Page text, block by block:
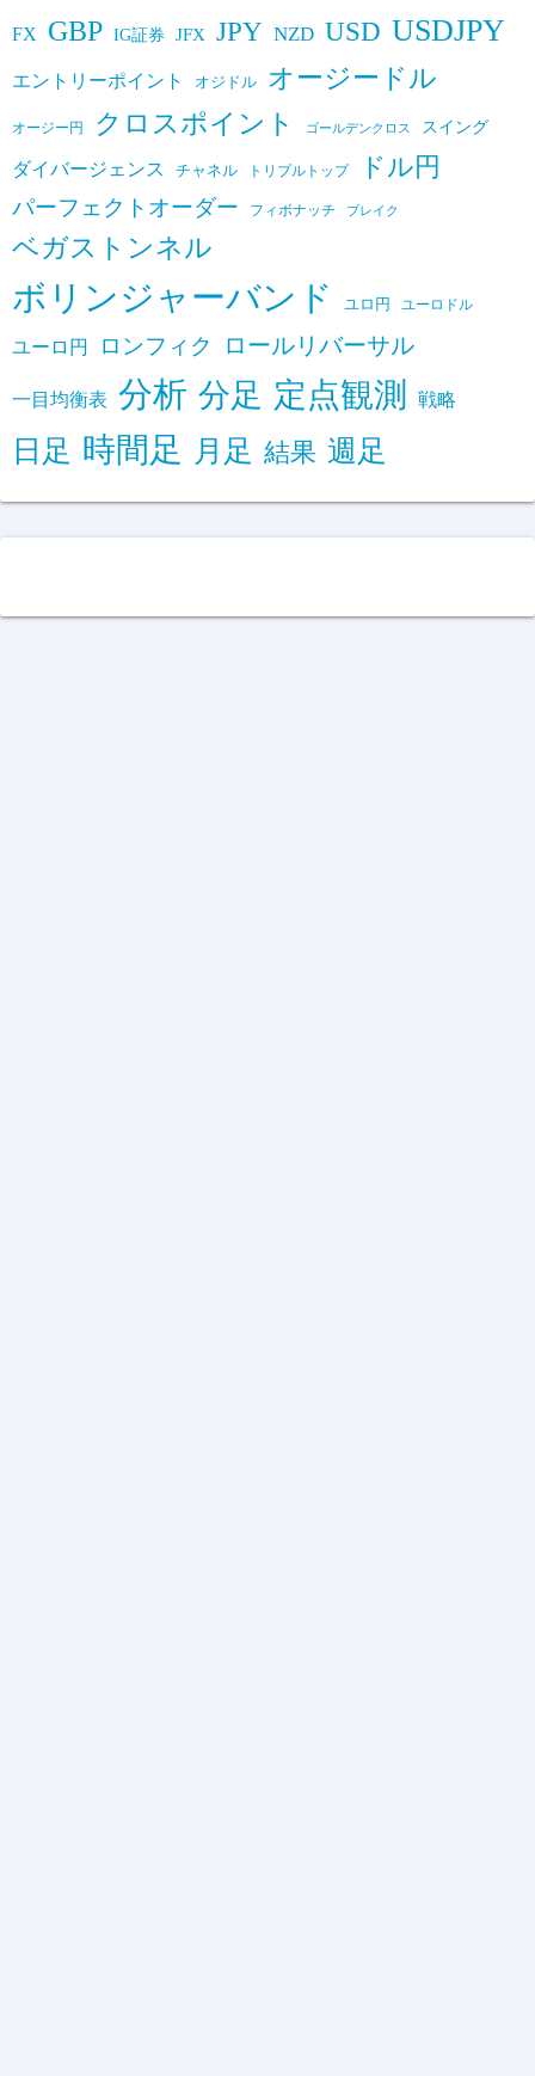
FX GBP IG証券 JFX JPY NZD USD USDJPY
エントリーポイント オジドル オージードル
オージー円 クロスポイント ゴールデンクロス スイング
ダイバージェンス チャネル トリプルトップ ドル円
パーフェクトオーダー フィボナッチ ブレイク
ベガストンネル
ボリンジャーバンド ユロ円 ユーロドル
ユーロ円 ロンフィク ロールリバーサル
一目均衡表 分析 分足 定点観測 戦略
日足 時間足 月足 結果 週足